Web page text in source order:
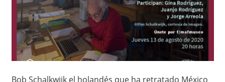
x
i
c
o
i
n
f
Bob Schalkwijk el holandés que ha retratado México